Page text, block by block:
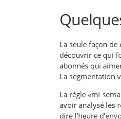
La seule façon
découvrir ce qui
abonnés qui
La segmentation
La règle «mi-
avoir analysé les
dire l’heure